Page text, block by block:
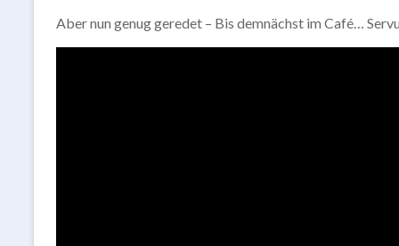
Aber nun genug geredet – Bis demnächst im Café…